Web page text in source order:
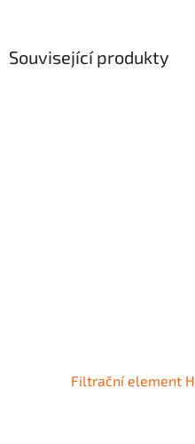
Související produkty
Filtrační element